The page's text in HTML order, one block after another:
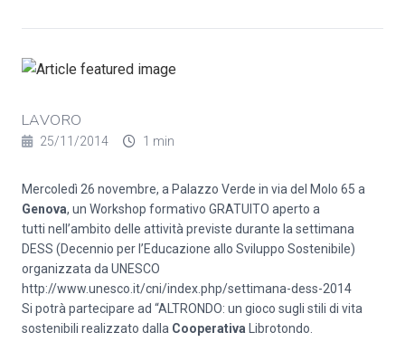
LAVORO
25/11/2014 1 min
Mercoledì 26 novembre, a Palazzo Verde in via del Molo 65 a
Genova, un Workshop formativo GRATUITO aperto a
tutti nell’ambito delle attività previste durante la settimana
DESS (Decennio per l’Educazione allo Sviluppo Sostenibile)
organizzata da UNESCO
http://www.unesco.it/cni/index.php/settimana-dess-2014
Si potrà partecipare ad “ALTRONDO: un gioco sugli stili di vita
sostenibili realizzato dalla Cooperativa Librotondo.